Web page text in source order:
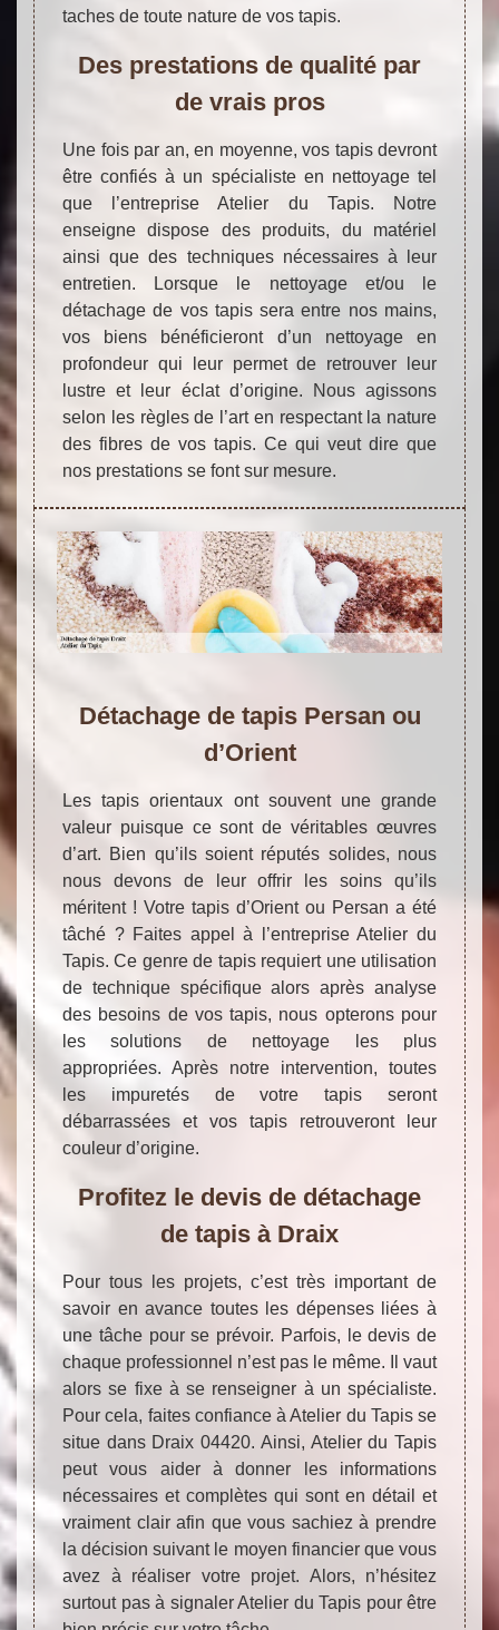
taches de toute nature de vos tapis.
Des prestations de qualité par
de vrais pros
Une fois par an, en moyenne, vos tapis devront
être confiés à un spécialiste en nettoyage tel
que l’entreprise Atelier du Tapis. Notre
enseigne dispose des produits, du matériel
ainsi que des techniques nécessaires à leur
entretien. Lorsque le nettoyage et/ou le
détachage de vos tapis sera entre nos mains,
vos biens bénéficieront d’un nettoyage en
profondeur qui leur permet de retrouver leur
lustre et leur éclat d’origine. Nous agissons
selon les règles de l’art en respectant la nature
des fibres de vos tapis. Ce qui veut dire que
nos prestations se font sur mesure.
Détachage de tapis Persan ou
d’Orient
Les tapis orientaux ont souvent une grande
valeur puisque ce sont de véritables œuvres
d’art. Bien qu’ils soient réputés solides, nous
nous devons de leur offrir les soins qu’ils
méritent ! Votre tapis d’Orient ou Persan a été
tâché ? Faites appel à l’entreprise Atelier du
Tapis. Ce genre de tapis requiert une utilisation
de technique spécifique alors après analyse
des besoins de vos tapis, nous opterons pour
les solutions de nettoyage les plus
appropriées. Après notre intervention, toutes
les impuretés de votre tapis seront
débarrassées et vos tapis retrouveront leur
couleur d’origine.
Profitez le devis de détachage
de tapis à Draix
Pour tous les projets, c’est très important de
savoir en avance toutes les dépenses liées à
une tâche pour se prévoir. Parfois, le devis de
chaque professionnel n’est pas le même. Il vaut
alors se fixe à se renseigner à un spécialiste.
Pour cela, faites confiance à Atelier du Tapis se
situe dans Draix 04420. Ainsi, Atelier du Tapis
peut vous aider à donner les informations
nécessaires et complètes qui sont en détail et
vraiment clair afin que vous sachiez à prendre
la décision suivant le moyen financier que vous
avez à réaliser votre projet. Alors, n’hésitez
surtout pas à signaler Atelier du Tapis pour être